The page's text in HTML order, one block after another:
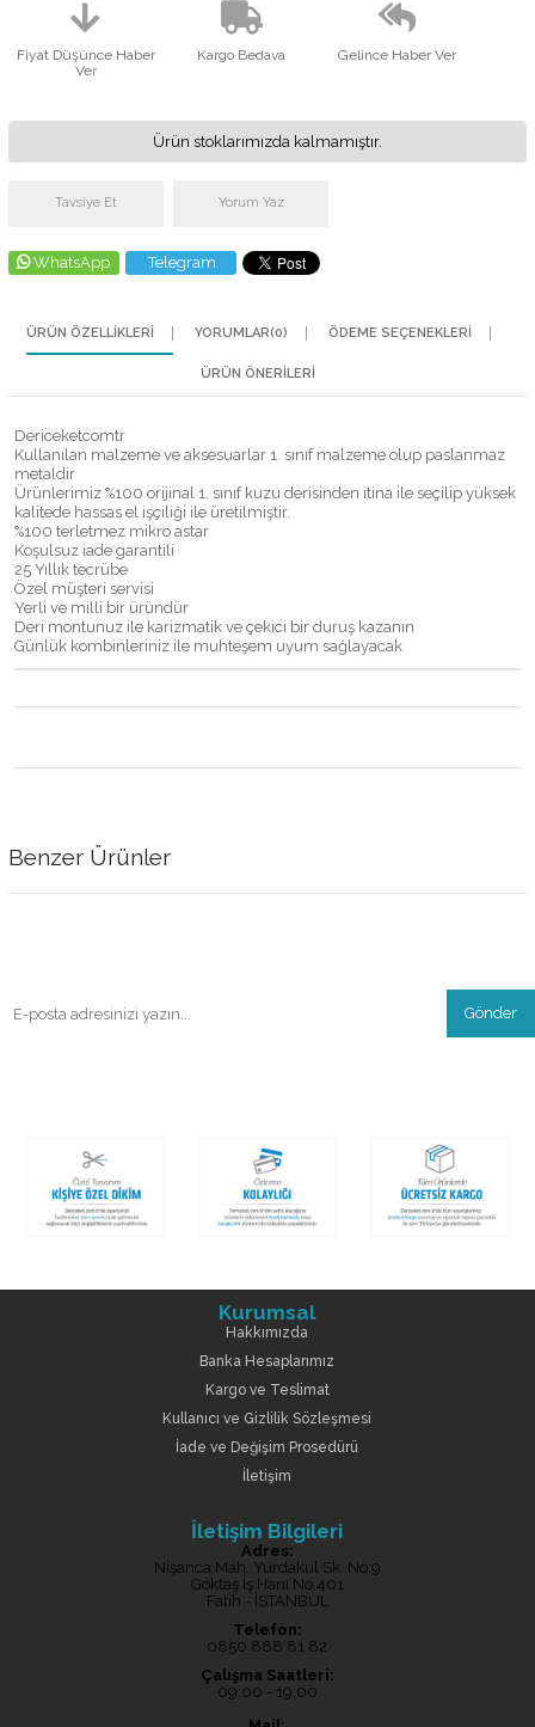
Fiyat Düşünce Haber
Ver
Kargo Bedava Gelince Haber Ver
Ürün stoklarımızda kalmamıştır.
Tavsiye Et Yorum Yaz
WhatsApp Telegram
ÜRÜN ÖZELLIKLERI YORUMLAR(0) ÖDEME SEÇENEKLERI
ÜRÜN ÖNERILERI
Dericeketcomtr
Kullanılan malzeme ve aksesuarlar 1. sınıf malzeme olup paslanmaz
metaldir
Ürünlerimiz %100 orijinal 1. sınıf kuzu derisinden itina ile seçilip yüksek
kalitede hassas el işçiliği ile üretilmiştir.
%100 terletmez mikro astar
Koşulsuz iade garantili
25 Yıllık tecrübe
Özel müşteri servisi
Yerli ve milli bir üründür
Deri montunuz ile karizmatik ve çekici bir duruş kazanın
Günlük kombinleriniz ile muhteşem uyum sağlayacak
Benzer Ürünler
Gönder
Kurumsal
Hakkımızda
Banka Hesaplarımız
Kargo ve Teslimat
Kullanıcı ve Gizlilik Sözleşmesi
İade ve Değişim Prosedürü
İletişim
İletişim Bilgileri
Adres:
Nişanca Mah. Yurdakul Sk. No:9
Göktaş İş Hanı No.401
Fatih - İSTANBUL
Telefon:
0850 888 81 82
Çalışma Saatleri:
09:00 - 19:00